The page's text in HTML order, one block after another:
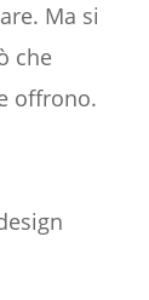
Ma si
che
offrono.